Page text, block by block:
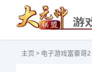
主页 > 电子游戏富豪哥2